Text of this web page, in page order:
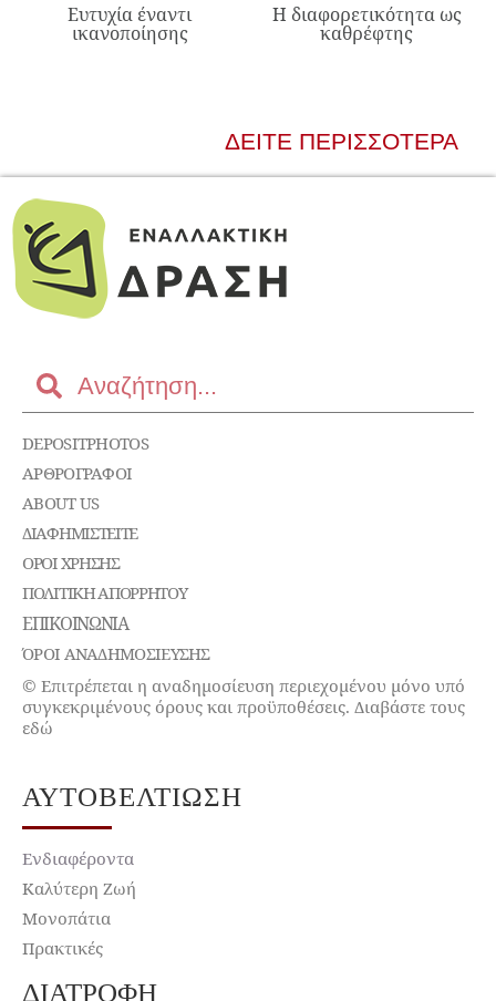
Ευτυχία έναντι
ικανοποίησης
Η διαφορετικότητα ως
καθρέφτης
ΔΕΊΤΕ ΠΕΡΙΣΣΌΤΕΡΑ
DEPOSITPHOTOS
ΑΡΘΡΟΓΡΑΦΟΙ
ABOUT US
ΔΙΑΦΗΜΙΣΤΕΊΤΕ
ΌΡΟΙ ΧΡΉΣΗΣ
ΠΟΛΙΤΙΚΉ ΑΠΟΡΡΉΤΟΥ
ΕΠΙΚΟΙΝΩΝΊΑ
ΌΡΟΙ ΑΝΑΔΗΜΟΣΙΕΥΣΗΣ
© Επιτρέπεται η αναδημοσίευση περιεχομένου μόνο υπό
συγκεκριμένους όρους και προϋποθέσεις. Διαβάστε τους
εδώ
ΑΥΤΟΒΕΛΤΊΩΣΗ
Ενδιαφέροντα
Καλύτερη Ζωή
Μονοπάτια
Πρακτικές
ΔΙΑΤΡΟΦΉ